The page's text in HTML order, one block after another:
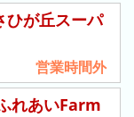
ひが丘スーパ
営業時間外
れあいFarm